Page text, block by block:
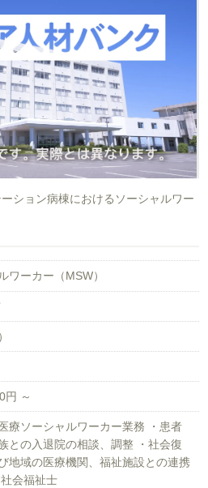
ション病棟におけるソーシャルワー
ワーカー（MSW）
円 ～
療ソーシャルワーカー業務 ・患者
との入退院の相談、調整 ・社会復
地域の医療機関、福祉施設との連携
社会福祉士